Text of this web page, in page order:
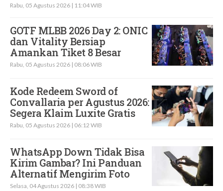
Rabu, 05 Agustus 2026 | 11:04 WIB
GOTF MLBB 2026 Day 2: ONIC
dan Vitality Bersiap
Amankan Tiket 8 Besar
Rabu, 05 Agustus 2026 | 08:06 WIB
Kode Redeem Sword of
Convallaria per Agustus 2026:
Segera Klaim Luxite Gratis
Rabu, 05 Agustus 2026 | 06:12 WIB
WhatsApp Down Tidak Bisa
Kirim Gambar? Ini Panduan
Alternatif Mengirim Foto
Selasa, 04 Agustus 2026 | 08:38 WIB